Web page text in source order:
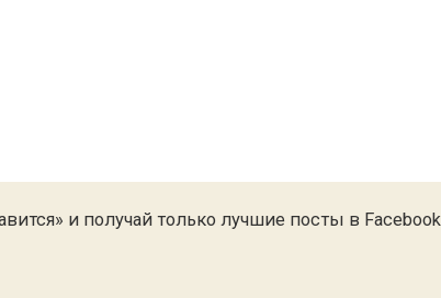
и получай только лучшие посты в